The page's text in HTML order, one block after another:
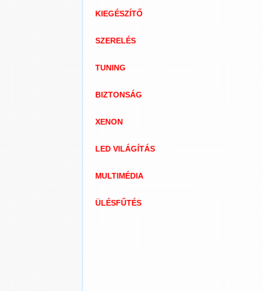
KIEGÉSZÍTŐ
SZERELÉS
TUNING
BIZTONSÁG
XENON
LED VILÁGÍTÁS
MULTIMÉDIA
ÜLÉSFŰTÉS